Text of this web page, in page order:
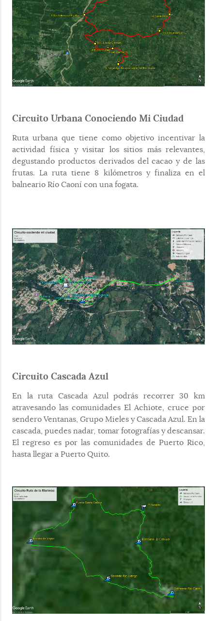
Circuito Urbana Conociendo Mi Ciudad
Ruta urbana que tiene como objetivo incentivar la
actividad física y visitar los sitios más relevantes,
degustando productos derivados del cacao y de las
frutas. La ruta tiene 8 kilómetros y finaliza en el
balneario Río Caoní con una fogata.
Circuito Cascada Azul
En la ruta Cascada Azul podrás recorrer 30 km
atravesando las comunidades El Achiote, cruce por
sendero Ventanas, Grupo Mieles y Cascada Azul. En la
cascada, puedes nadar, tomar fotografías y descansar.
El regreso es por las comunidades de Puerto Rico,
hasta llegar a Puerto Quito.